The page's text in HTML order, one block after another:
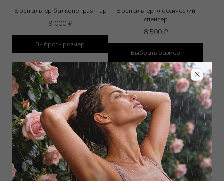
Бюстгальтер балконет push-up
9 000 ₽
Выбрать размер
Бюстгальтер классический
спейсер
8 500 ₽
Выбрать размер